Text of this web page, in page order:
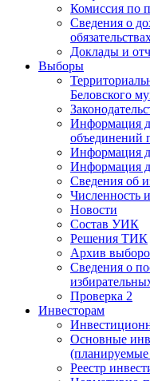
Комиссия по
Сведения о
Доклады и
Выборы
Беловского
Информация
объединений
Информация
Информация
Сведения об
Численность
Новости
Состав УИК
Решения ТИК
Архив
Сведения о
Проверка 2
Инвесторам
Основные
(планируемые
Реестр